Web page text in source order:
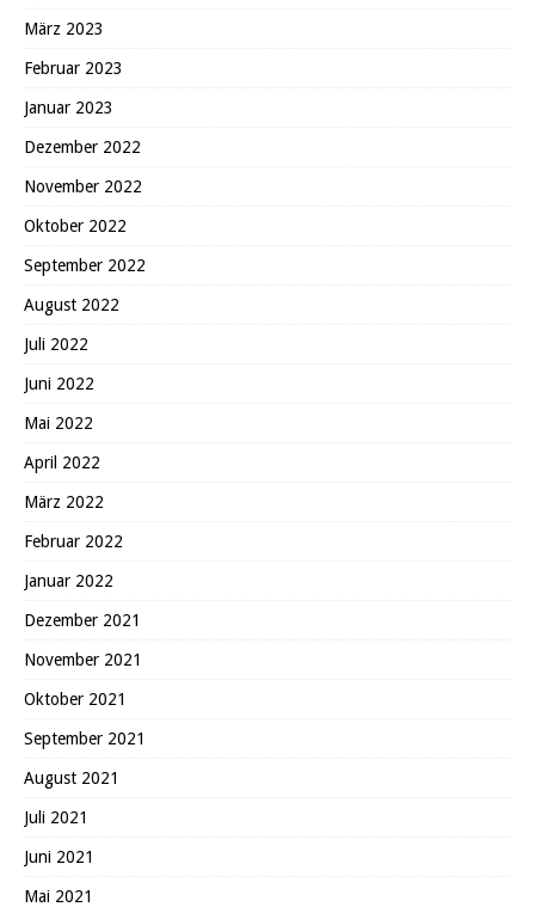
März 2023
Februar 2023
Januar 2023
Dezember 2022
November 2022
Oktober 2022
September 2022
August 2022
Juli 2022
Juni 2022
Mai 2022
April 2022
März 2022
Februar 2022
Januar 2022
Dezember 2021
November 2021
Oktober 2021
September 2021
August 2021
Juli 2021
Juni 2021
Mai 2021